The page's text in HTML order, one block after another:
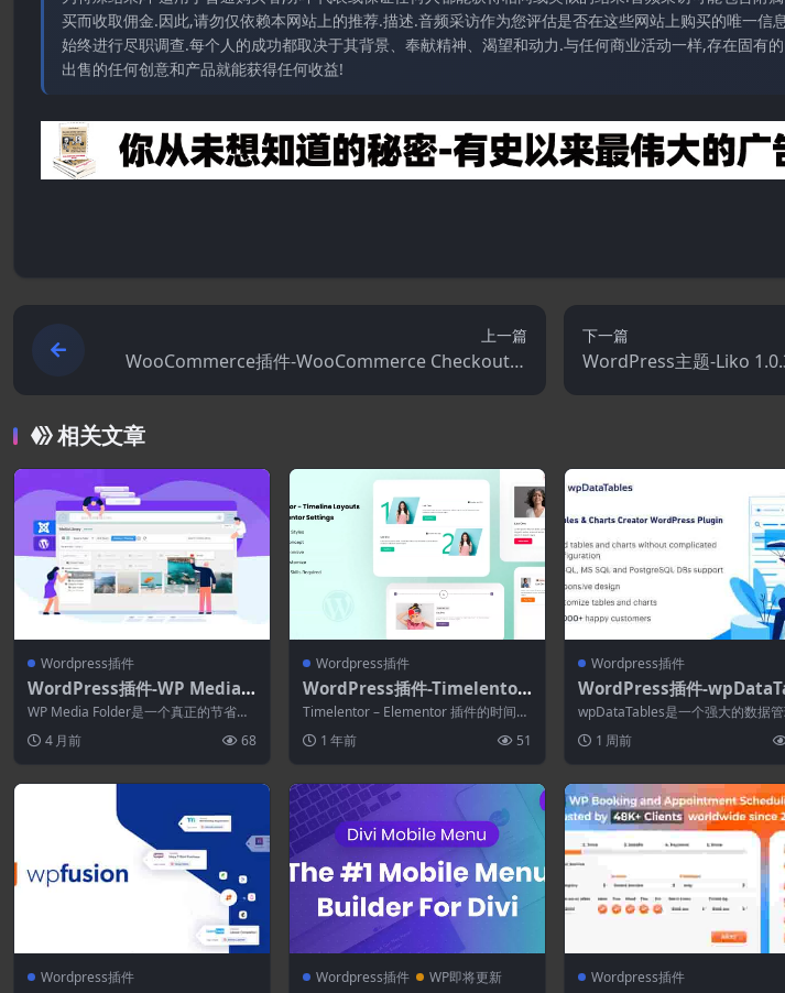
买而收取佣金.因此,请勿仅依赖本网站上的推荐.描述.音频采访作为您评估是否在这些网站上购买的唯一信
始终进行尽职调查.每个人的成功都取决于其背景、奉献精神、渴望和动力.与任何商业活动一样,存在固有
出售的任何创意和产品就能获得任何收益!
上一篇
WooCommerce插件-WooCommerce Checkout Fi
eld Editor and Manager Pro 4.1.1
下一篇
WordPress主题-Liko
Press主题
相关文章
Wordpress插件
WordPress插件-WP Media F
older 6.2.1–WordPress媒体
库
WP Media Folder是一个真正的节省时
4 月前 68
Wordpress插件
WordPress插件-Timelentor
1.0.4–Elementor的时间轴布
局
Timelentor – Elementor 插件的时间线
1 年前 51
Wordpress插件
WordPress插件-
les 7.5.2.3–WordPress的
格和图表管理器
wpDataTables是一个强大的数据
1 周前
Wordpress插件 Wordpress插件 WP即将更新 Wordpress插件